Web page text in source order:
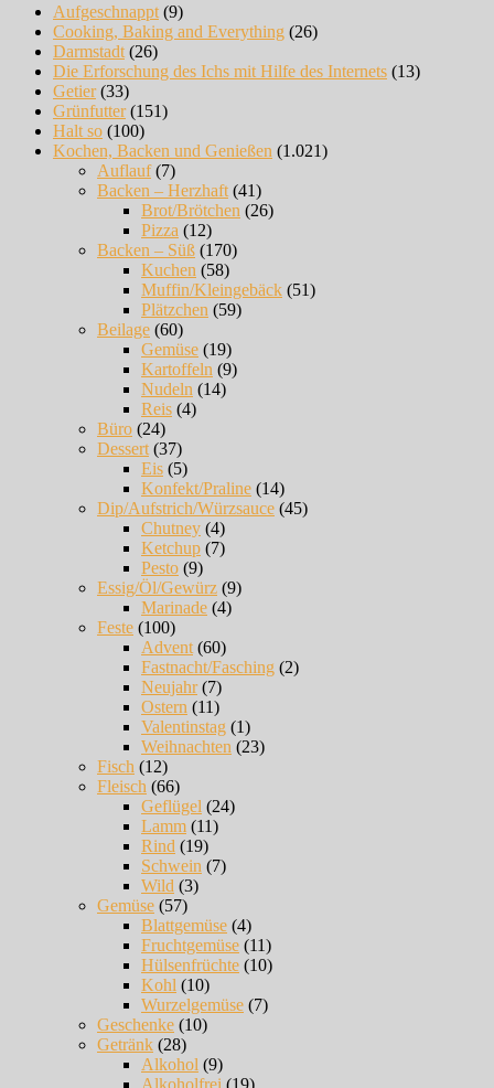
Aufgeschnappt (9)
Cooking, Baking and Everything (26)
Darmstadt (26)
Die Erforschung des Ichs mit Hilfe des Internets (13)
Getier(33)
Grünfutter(151)
Halt so (100)
Kochen, Backen und Genießen (1.021)
Auflauf(7)
Backen – Herzhaft (41)
Brot/Brötchen (26)
Pizza (12)
Backen – Süß (170)
Kuchen (58)
Muffin/Kleingebäck (51)
Plätzchen (59)
Beilage (60)
Gemüse (19)
Kartoffeln (9)
Nudeln (14)
Reis (4)
Büro (24)
Dessert (37)
Eis (5)
Konfekt/Praline (14)
Dip/Aufstrich/Würzsauce (45)
Chutney (4)
Ketchup (7)
Pesto (9)
Essig/Öl/Gewürz (9)
Marinade (4)
Feste (100)
Advent (60)
Fastnacht/Fasching (2)
Neujahr(7)
Ostern (11)
Valentinstag (1)
Weihnachten (23)
Fisch (12)
Fleisch (66)
Geflügel (24)
Lamm (11)
Rind (19)
Schwein (7)
Wild (3)
Gemüse (57)
Blattgemüse (4)
Fruchtgemüse (11)
Hülsenfrüchte (10)
Kohl (10)
Wurzelgemüse (7)
Geschenke (10)
Getränk (28)
Alkohol (9)
Alkoholfrei (19)